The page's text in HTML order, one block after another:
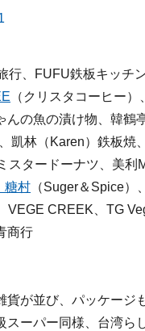
行、FUFU鉄板キッチ
（クリスタコーヒー
んの魚の漬け物、韓鶴
凱林（Karen）鉄板焼、
スタードーナツ、美利
糖村 （Suger＆Spice）、
VEGE CREEK、TG
商行
が並び、パッケージ
ーパー同様、台湾ら